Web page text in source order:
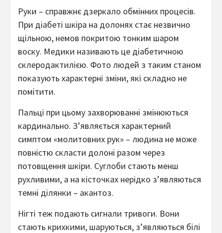
Руки – справжнє дзеркало обмінних процесів.
При діабеті шкіра на долонях стає незвично
щільною, немов покритою тонким шаром
воску. Медики називають це діабетичною
склеродактилією. Фото людей з таким станом
показують характерні зміни, які складно не
помітити.
Пальці при цьому захворюванні змінюються
кардинально. З’являється характерний
симптом «молитовних рук» – людина не може
повністю скласти долоні разом через
потовщення шкіри. Суглоби стають менш
рухливими, а на кісточках нерідко з’являються
темні ділянки – акантоз.
Нігті теж подають сигнали тривоги. Вони
стають крихкими, шаруються, з’являються білі